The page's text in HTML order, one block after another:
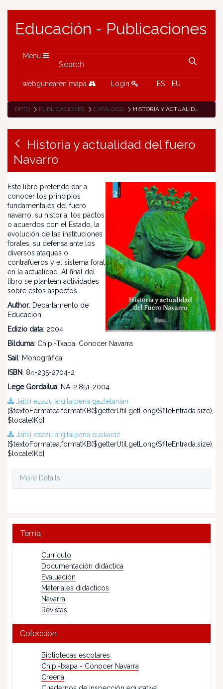
Educación - Publicaciones
Menu
webgunearen mapa Login ES EU
DPTO PUBLICACIONES CATÁLOGO HISTORIA Y ACTUALIDAD DEL FUERO NAVARRO
Historia y actualidad del fuero
Navarro
Este libro pretende dar a
conocer los principios
fundamentales del fuero
navarro, su historia, los pactos
o acuerdos con el Estado, la
evolución de las instituciones
forales, su defensa ante los
diversos ataques o
contrafueros y el sistema foral
en la actualidad. Al final del
libro se plantean actividades
sobre estos aspectos.
Author: Departamento de
Educación
Edizio data: 2004
Bilduma: Chipi-Txapa. Conocer Navarra
Sail: Monográfica
ISBN: 84-235-2704-2
Lege Gordailua: NA-2.851-2004
Jaitsi ezazu argitalpena gaztelanian
[$textoFormatea.formatKB($getterUtil.getLong($fileEntrada.size),
$locale)Kb]
Jaitsi ezazu argitalpena euskaraz
[$textoFormatea.formatKB($getterUtil.getLong($fileEntrada.size),
$locale)Kb]
More Details
Tema
Currículo
Documentación didáctica
Evaluación
Materiales didácticos
Navarra
Revistas
Colección
Bibliotecas escolares
Chipi-txapa - Conocer Navarra
Creena